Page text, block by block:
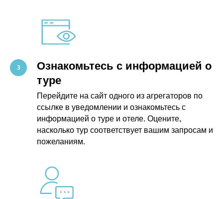
Ознакомьтесь с информацией о
туре
Перейдите на сайт одного из агрегаторов по
ссылке в уведомлении и ознакомьтесь с
информацией о туре и отеле. Оцените,
насколько тур соответствует вашим запросам и
пожеланиям.